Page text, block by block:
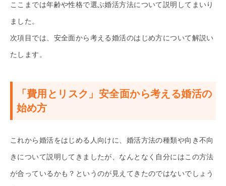
ここまでは年齢や性格で選ぶ婚活方法について説明してまいり
ました。
次項目では、安全面から考える婚活のはじめ方について解説い
たします。
「費用とリスク」安全面から考える婚活の
始め方
これから婚活をはじめる人向けに、婚活方法の種類や向き不向
きについて説明してきましたが、なんとなく自分にはこの方法
が合っているかも？というのが見えてきたのではないでしょう